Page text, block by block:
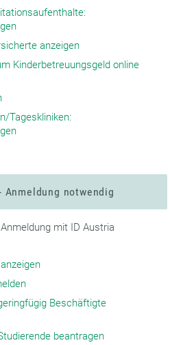
anzeigen
Kinderbetreuungsgeld online
Tageskliniken:
Anmeldung notwendig
mit ID Austria
Beschäftigte
beantragen